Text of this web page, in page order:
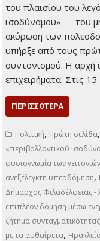
του πλαισίου του
ισοδύναμου» — του
ακύρωση των
υπήρξε από τους
συντονισμού. Η αρχή
επιχειρήματα. Στις
ΠΕΡΙΣΣΌΤΕΡΑ
Πολιτική, Πρώτη σελίδα
«περιβαλλοντικού
φυσιογνωμία των γειτονιών
ανεξέλεγκτη υπερδόμηση,
Δήμαρχος Φιλαδέλφειας -
επιπλέον δόμηση μέσω
ζήτημα
με τα αυθαίρετα,